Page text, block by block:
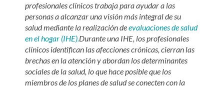
profesionales clínicos trabaja para ayudar a las
personas a alcanzar una visión más integral de su
salud mediante la realización deevaluaciones de salud
en el hogar (IHE).Durante una IHE, los profesionales
clínicos identifican las afecciones crónicas, cierran las
brechas en la atención y abordan los determinantes
sociales de la salud, lo que hace posible que los
miembros de los planes de salud se conecten con la